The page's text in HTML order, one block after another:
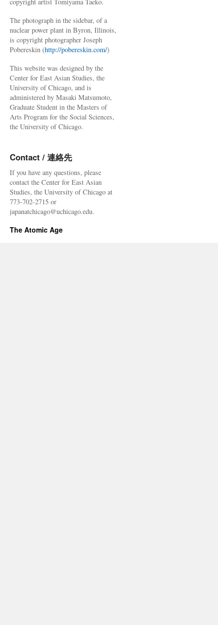
The photograph in the sidebar, of a
nuclear power plant in Byron, Illinois,
is copyright photographer Joseph
Pobereskin (http://pobereskin.com/)
This website was designed by the
Center for East Asian Studies, the
University of Chicago, and is
administered by Masaki Matsumoto,
Graduate Student in the Masters of
Arts Program for the Social Sciences,
the University of Chicago.
Contact / 連絡先
If you have any questions, please
contact the Center for East Asian
Studies, the University of Chicago at
773-702-2715 or
japanatchicago@uchicago.edu.
The Atomic Age